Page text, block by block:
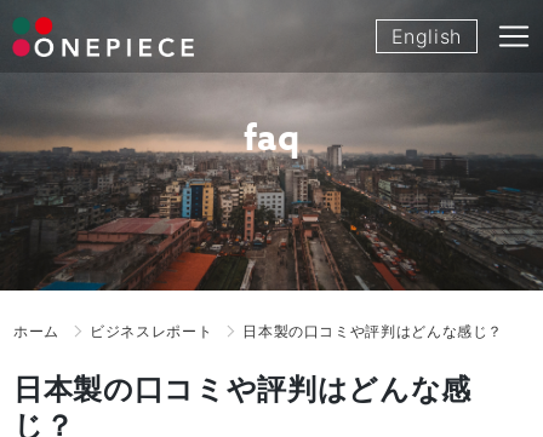
Skip
to
English
faq
ホーム ビジネスレポート 日本製の口コミや評判はどんな感じ？
日本製の口コミや評判はどんな感
じ？